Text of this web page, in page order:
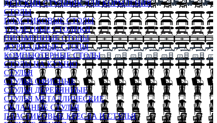
ДЕТСКИЙ СТУЛЬЧИК ДЛЯ КОРМЛЕНИЯ
СТОЛЫ
ПЛАСТИКОВЫЕ СТОЛЫ
ТУАЛЕТНЫЕ СТОЛИКИ
ПИСЬМЕННЫЕ СТОЛЫ
ЖУРНАЛЬНЫЕ СТОЛЫ
КОМПЬЮТЕРНЫЕ СТОЛЫ
СТОЛЫ НА КУХНЮ
СТУЛЬЯ
СТУЛЬЯ ОФИСНЫЕ
СТУЛЬЯ ДЕРЕВЯННЫЕ
СТУЛЬЯ МЕТАЛЛИЧЕСКИЕ
СКЛАДНЫЕ СТУЛЬЯ
ПЛАСТИКОВЫЕ КРЕСЛА И СТУЛЬЯ